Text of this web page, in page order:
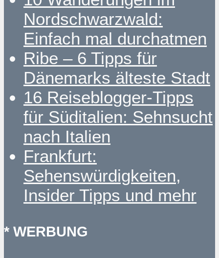
Nordschwarzwald:
Einfach mal durchatmen
Ribe – 6 Tipps für
Dänemarks älteste Stadt
16 Reiseblogger-Tipps
für Süditalien: Sehnsucht
nach Italien
Frankfurt:
Sehenswürdigkeiten,
Insider Tipps und mehr
* WERBUNG